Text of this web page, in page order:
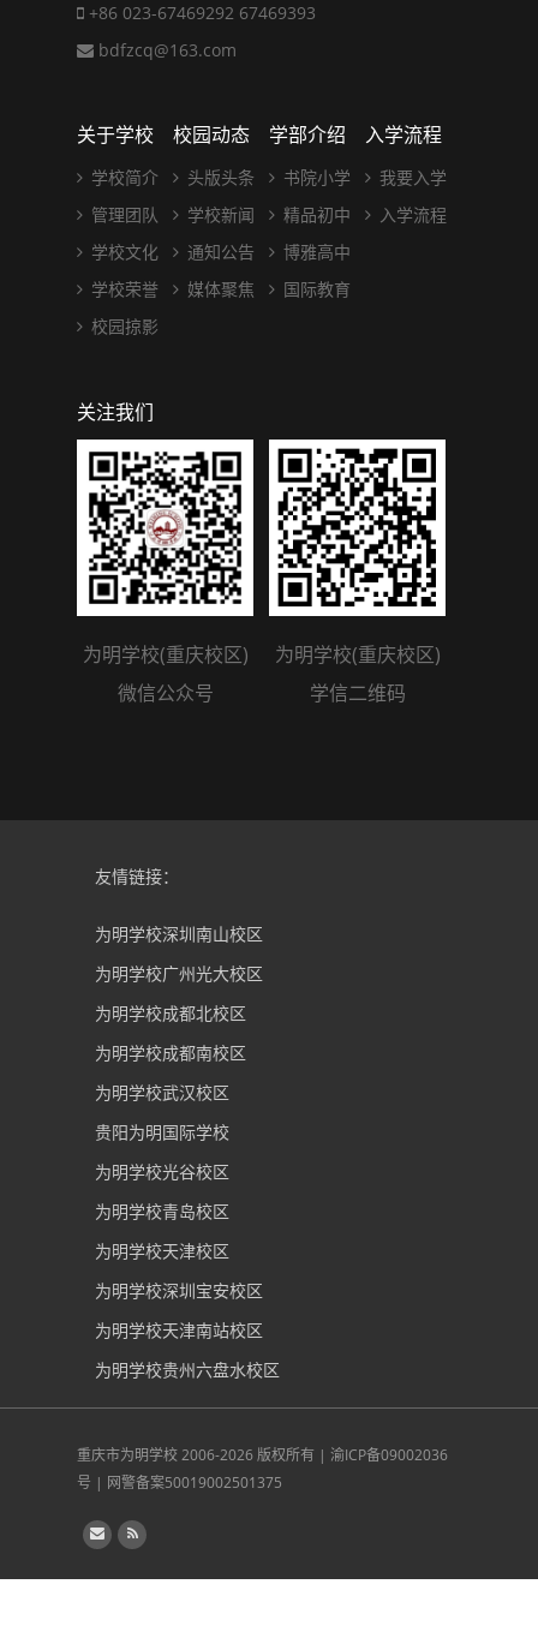
+86 023-67469292 67469393
bdfzcq@163.com
关于学校
学校简介
管理团队
学校文化
学校荣誉
校园掠影
校园动态
头版头条
学校新闻
通知公告
媒体聚焦
学部介绍
书院小学
精品初中
博雅高中
国际教育
入学流程
我要入学
入学流程
关注我们
为明学校(重庆校区)
微信公众号
为明学校(重庆校区)
学信二维码
友情链接：
为明学校深圳南山校区
为明学校广州光大校区
为明学校成都北校区
为明学校成都南校区
为明学校武汉校区
贵阳为明国际学校
为明学校光谷校区
为明学校青岛校区
为明学校天津校区
为明学校深圳宝安校区
为明学校天津南站校区
为明学校贵州六盘水校区
重庆市为明学校2006-2026 版权所有 | 渝ICP备09002036
号 | 网警备案50019002501375